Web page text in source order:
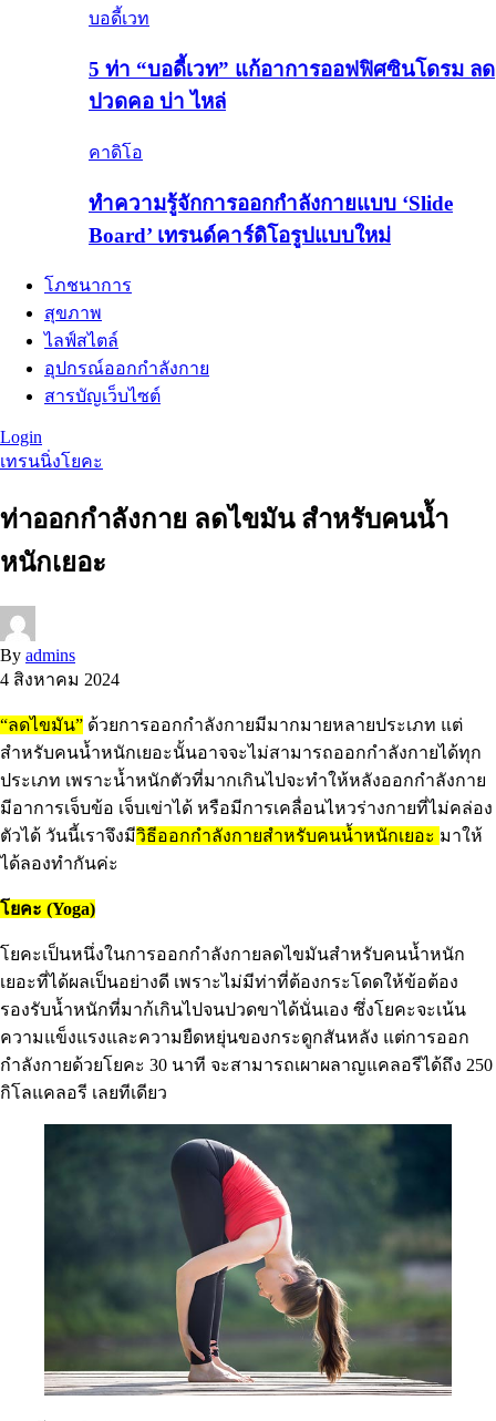
บอดี้เวท
5 ท่า “บอดี้เวท” แก้อาการออฟฟิศซินโดรม ลด
ปวดคอ บ่า ไหล่
คาดิโอ
ทำความรู้จักการออกกำลังกายแบบ ‘Slide
Board’ เทรนด์คาร์ดิโอรูปแบบใหม่
โภชนาการ
สุขภาพ
ไลฟ์สไตล์
อุปกรณ์ออกกำลังกาย
สารบัญเว็บไซต์
Login
เทรนนิ่งโยคะ
ท่าออกกำลังกาย ลด​ไขมัน ​สำหรับ​คน​น้ำ
หนัก​เยอะ
By admins
4 สิงหาคม 2024
“ลดไขมัน” ด้วยการออกกำลังกายมีมากมายหลายประเภท แต่
สำหรับคน​น้ำหนัก​เยอะนั้นอาจจะไม่สามารถออกกำลังกายได้ทุก
ประเภท เพราะน้ำหนักตัวที่มากเกินไปจะทำให้หลังออกกำลังกาย
มีอาการเจ็บข้อ เจ็บเข่าได้ หรือมีการเคลื่อนไหวร่างกายที่ไม่คล่อง
ตัวได้ วันนี้เราจึงมีวิธีออกกำลังกายสำหรับคนน้ำหนัก​เยอะ มาให้
ได้ลองทำกันค่ะ​
โยคะ (Yoga)
โยคะเป็นหนึ่งในการออกกำลังกายลดไขมันสำหรับคนน้ำหนัก
เยอะที่ได้ผลเป็นอย่างดี เพราะไม่มีท่าที่ต้องกระโดดให้ข้อต้อง
รองรับน้ำหนักที่มาก้เกินไปจนปวดขาได้นั่นเอง ซึ่งโยคะจะเน้น
ความแข็งแรงและความยืดหยุ่นของกระดูกสันหลัง แต่การออก
กำลังกายด้วยโยคะ 30 นาที จะสามารถเผาผลาญแคลอรีได้ถึง 250
กิโลแคลอรี เลยทีเดียว